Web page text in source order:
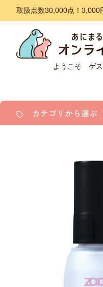
取扱点数30,000点！3,000
ようこそ ゲ
カテゴリから選ぶ
美容・ケア用品
服・おさんぽ用品
日用品（デイリー）